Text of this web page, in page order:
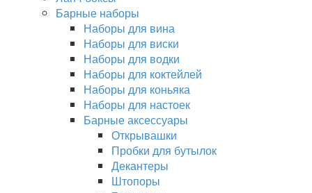
Барные наборы
Наборы для вина
Наборы для виски
Наборы для водки
Наборы для коктейлей
Наборы для коньяка
Наборы для настоек
Барные аксессуары
Открывашки
Пробки для бутылок
Декантеры
Штопоры